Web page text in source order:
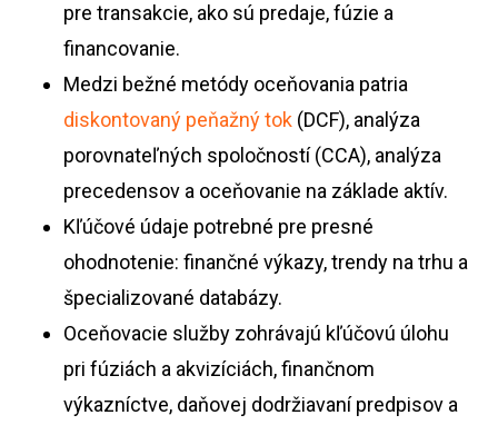
pre transakcie, ako sú predaje, fúzie a
financovanie.
Medzi bežné metódy oceňovania patria
diskontovaný peňažný tok(DCF), analýza
porovnateľných spoločností (CCA), analýza
precedensov a oceňovanie na základe aktív.
Kľúčové údaje potrebné pre presné
ohodnotenie: finančné výkazy, trendy na trhu a
špecializované databázy.
Oceňovacie služby zohrávajú kľúčovú úlohu
pri fúziách a akvizíciách, finančnom
výkazníctve, daňovej dodržiavaní predpisov a